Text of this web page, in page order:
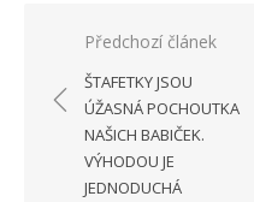
Navigace
pro
příspěvek
Předchozí článek
ŠTAFETKY JSOU
ÚŽASNÁ POCHOUTKA
NAŠICH BABIČEK.
VÝHODOU JE
JEDNODUCHÁ